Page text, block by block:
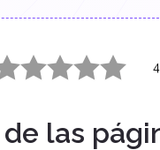
las